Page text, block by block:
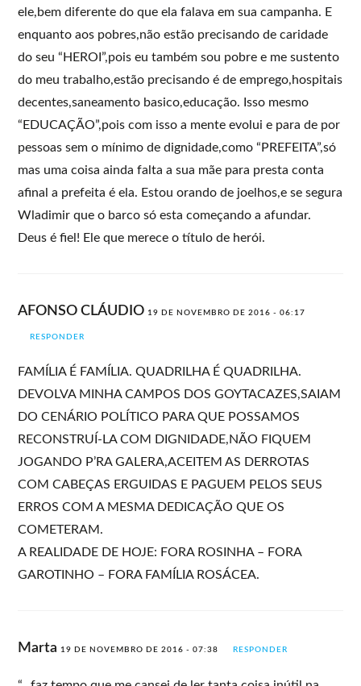
ele,bem diferente do que ela falava em sua campanha. E
enquanto aos pobres,não estão precisando de caridade
do seu “HEROI”,pois eu também sou pobre e me sustento
do meu trabalho,estão precisando é de emprego,hospitais
decentes,saneamento basico,educação. Isso mesmo
“EDUCAÇÃO”,pois com isso a mente evolui e para de por
pessoas sem o mínimo de dignidade,como “PREFEITA”,só
mas uma coisa ainda falta a sua mãe para presta conta
afinal a prefeita é ela. Estou orando de joelhos,e se segura
Wladimir que o barco só esta começando a afundar.
Deus é fiel! Ele que merece o título de herói.
AFONSO CLÁUDIO 19 DE NOVEMBRO DE 2016 - 06:17
RESPONDER
FAMÍLIA É FAMÍLIA. QUADRILHA É QUADRILHA.
DEVOLVA MINHA CAMPOS DOS GOYTACAZES,SAIAM
DO CENÁRIO POLÍTICO PARA QUE POSSAMOS
RECONSTRUÍ-LA COM DIGNIDADE,NÃO FIQUEM
JOGANDO P’RA GALERA,ACEITEM AS DERROTAS
COM CABEÇAS ERGUIDAS E PAGUEM PELOS SEUS
ERROS COM A MESMA DEDICAÇÃO QUE OS
COMETERAM.
A REALIDADE DE HOJE: FORA ROSINHA – FORA
GAROTINHO – FORA FAMÍLIA ROSÁCEA.
Marta 19 DE NOVEMBRO DE 2016 - 07:38 RESPONDER